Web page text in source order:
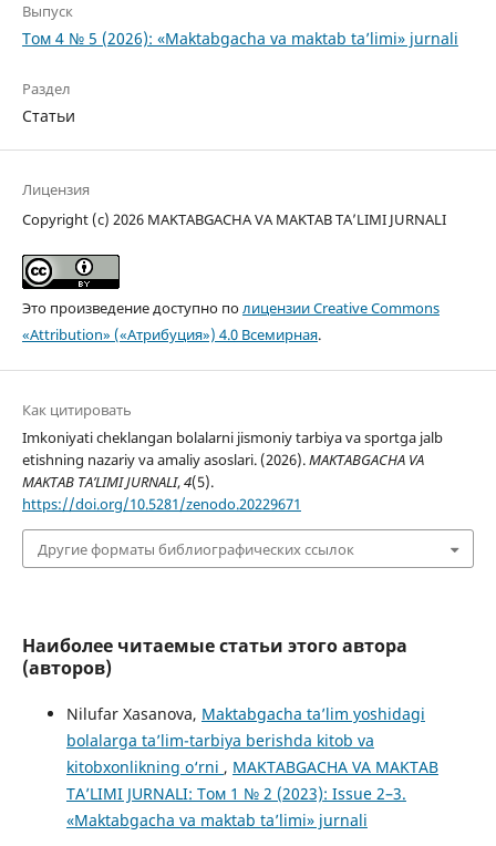
Выпуск
Том 4 № 5 (2026): «Maktabgacha va maktab ta’limi» jurnali
Раздел
Статьи
Лицензия
Copyright (c) 2026 MAKTABGACHA VA MAKTAB TA’LIMI JURNALI
Это произведение доступно полицензии Creative Commons
«Attribution» («Атрибуция») 4.0 Всемирная.
Как цитировать
Imkoniyati cheklangan bolalarni jismoniy tarbiya va sportga jalb
etishning nazariy va amaliy asoslari. (2026).MAKTABGACHA VA
MAKTAB TA’LIMI JURNALI,4(5).
https://doi.org/10.5281/zenodo.20229671
Другие форматы библиографических ссылок
Наиболее читаемые статьи этого автора
(авторов)
Nilufar Xasanova, Maktabgacha ta’lim yoshidagi
bolalarga ta’lim-tarbiya berishda kitob va
kitobxonlikning o‘rni , MAKTABGACHA VA MAKTAB
TA’LIMI JURNALI: Том 1 № 2 (2023): Issue 2–3.
«Maktabgacha va maktab ta’limi» jurnali